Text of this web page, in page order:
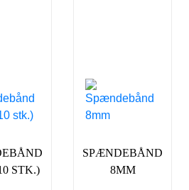
STK.)
SPÆNDEBÅND
8MM